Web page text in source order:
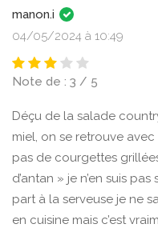
manon.i
04/05/2024 à 10:49
Note de : 3 / 5
Déçu de la salade
miel, on se retrouve
pas de courgettes
d’antan » je n’en suis
part à la serveuse je ne
en cuisine mais c’est